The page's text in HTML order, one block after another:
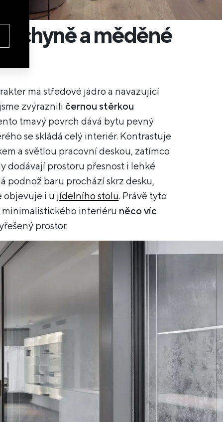
a měděné
má středové jádro a navazující
zvýraznili černou stěrkou
tmavý povrch dává bytu pevný
se skládá celý interiér. Kontrastuje
a světlou pracovní deskou, zatímco
dodávají prostoru přesnost i lehké
podnož baru prochází skrz desku,
objevuje i u jídelního stolu . Právě tyto
interiéru něco víc
prostor.